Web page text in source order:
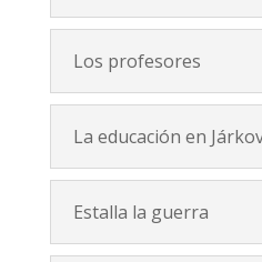
Los profesores
La educación en
Estalla la guerra